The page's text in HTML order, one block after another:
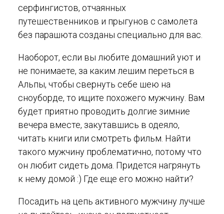
серфингистов, отчаянных
путешественников и прыгунов с самолета
без парашюта созданы специально для вас.
Наоборот, если вы любите домашний уют и
не понимаете, за каким лешим переться в
Альпы, чтобы свернуть себе шею на
сноуборде, то ищите похожего мужчину. Вам
будет приятно проводить долгие зимние
вечера вместе, закутавшись в одеяло,
читать книги или смотреть фильм. Найти
такого мужчину проблематично, потому что
он любит сидеть дома. Придется нагрянуть
к нему домой :) Где еще его можно найти?
Посадить на цепь активного мужчину лучше